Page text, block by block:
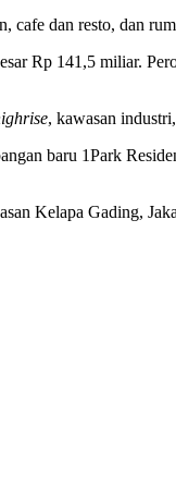
cafe dan resto, dan
Rp 141,5 miliar.
, kawasan
baru 1Park
Kelapa Gading,